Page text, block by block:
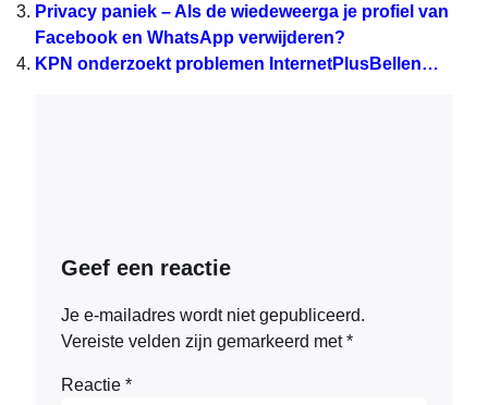
Privacy paniek – Als de wiedeweerga je profiel van
Facebook en WhatsApp verwijderen?
KPN onderzoekt problemen InternetPlusBellen…
Geef een reactie
Je e-mailadres wordt niet gepubliceerd.
Vereiste velden zijn gemarkeerd met*
Reactie *